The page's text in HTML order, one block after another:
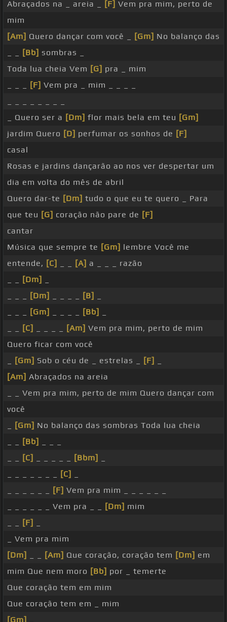
Abraçados na _ areia _ [F] Vem pra mim, perto de
mim
[Am] Quero dançar com você _ [Gm] No balanço das
[Bb] sombras _
Toda lua cheia Vem [G] pra _ mim
[F] Vem pra _ mim _ _ _ _
_ Quero ser a [Dm] flor mais bela em teu [Gm]
jardim Quero [D] perfumar os sonhos de [F]
casal
Rosas e jardins dançarão ao nos ver despertar um
dia em volta do mês de abril
Quero dar-te [Dm] tudo o que eu te quero _ Para
que teu [G] coração não pare de [F]
cantar
Música que sempre te [Gm] lembre Você me
entende, [C] [A] a _ _ _ razão
[Dm]
[Dm] [B]
[Gm] [Bb]
[C] [Am] Vem pra mim, perto de mim
Quero ficar com você
[Gm] Sob o céu de _ estrelas _ [F]
[Am] Abraçados na areia
_ _ Vem pra mim, perto de mim Quero dançar com
você
[Gm] No balanço das sombras Toda lua cheia
[Bb]
[C] [Bbm]
[C]
[F] Vem pra mim _ _ _ _ _ _
_ _ _ _ _ _ Vem pra _ _
[Dm] mim
[F]
_ Vem pra mim
[Dm]
[Am] Que coração, coração tem [Dm] em
mim Que nem moro [Bb] por _ temerte
Que coração tem em mim
Que coração tem em _ mim
[Gm]